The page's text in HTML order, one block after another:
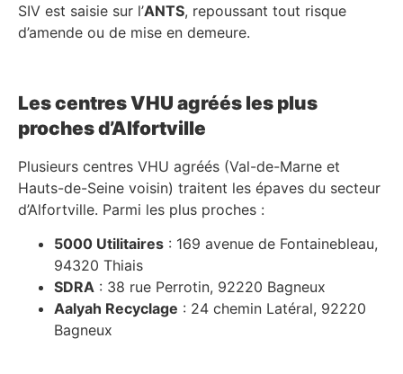
SIV est saisie sur l’ANTS, repoussant tout risque
d’amende ou de mise en demeure.
Les centres VHU agréés les plus
proches d’Alfortville
Plusieurs centres VHU agréés (Val-de-Marne et
Hauts-de-Seine voisin) traitent les épaves du secteur
d’Alfortville. Parmi les plus proches :
5000 Utilitaires : 169 avenue de Fontainebleau,
94320 Thiais
SDRA : 38 rue Perrotin, 92220 Bagneux
Aalyah Recyclage : 24 chemin Latéral, 92220
Bagneux